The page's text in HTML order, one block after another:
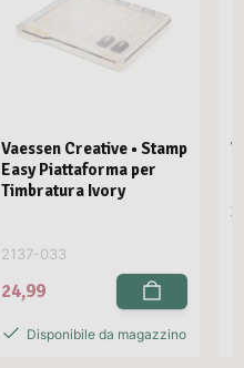
Vaessen Creative • Stamp
Easy Piattaforma per
Timbratura Ivory
2137-033
24,99
Disponibile da magazzino